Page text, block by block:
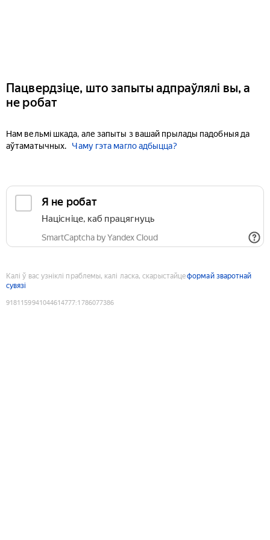
Пацвердзіце, што запыты адпраўлялі вы, а
не робат
Нам вельмі шкада, але запыты з вашай прылады падобныя да
аўтаматычных.
Чаму гэта магло адбыцца?
Я не робат
Націсніце, каб працягнуць
SmartCaptcha by Yandex Cloud
Калі ў вас узніклі праблемы, калі ласка, скарыстайцеформай зваротнай
сувязі
9181159941044614777:1786077386